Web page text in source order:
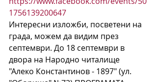
1756139200647
Интересни изложби, посветени на
града, можем да видим през
септември. До 18 септември в
двора на Народно читалище
"Алеко Константинов - 1897" (ул.